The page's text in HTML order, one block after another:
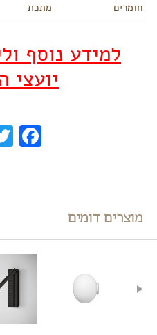
חומרים
מתכת
למידע נוסף
יועצי
מוצרים דומים